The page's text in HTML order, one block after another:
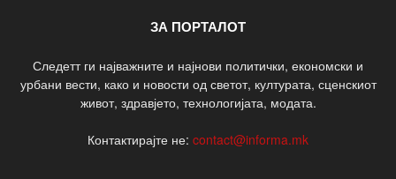
ЗА ПОРТАЛОТ
Следетт ги најважните и најнови политички, економски и
урбани вести, како и новости од светот, културата, сценскиот
живот, здравјето, технологијата, модата.
Контактирајте не: contact@informa.mk